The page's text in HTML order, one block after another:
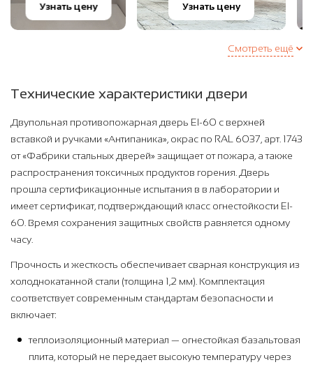
Узнать цену Узнать цену
Смотреть ещё
Технические характеристики двери
Двупольная противопожарная дверь EI-60 с верхней
вставкой и ручками «Антипаника», окрас по RAL 6037, арт. 1743
от «Фабрики стальных дверей» защищает от пожара, а также
распространения токсичных продуктов горения. Дверь
прошла сертификационные испытания в в лаборатории и
имеет сертификат, подтверждающий класс огнестойкости EI-
60. Время сохранения защитных свойств равняется одному
часу.
Прочность и жесткость обеспечивает сварная конструкция из
холоднокатанной стали (толщина 1,2 мм). Комплектация
соответствует современным стандартам безопасности и
включает:
теплоизоляционный материал — огнестойкая базальтовая
плита, который не передает высокую температуру через